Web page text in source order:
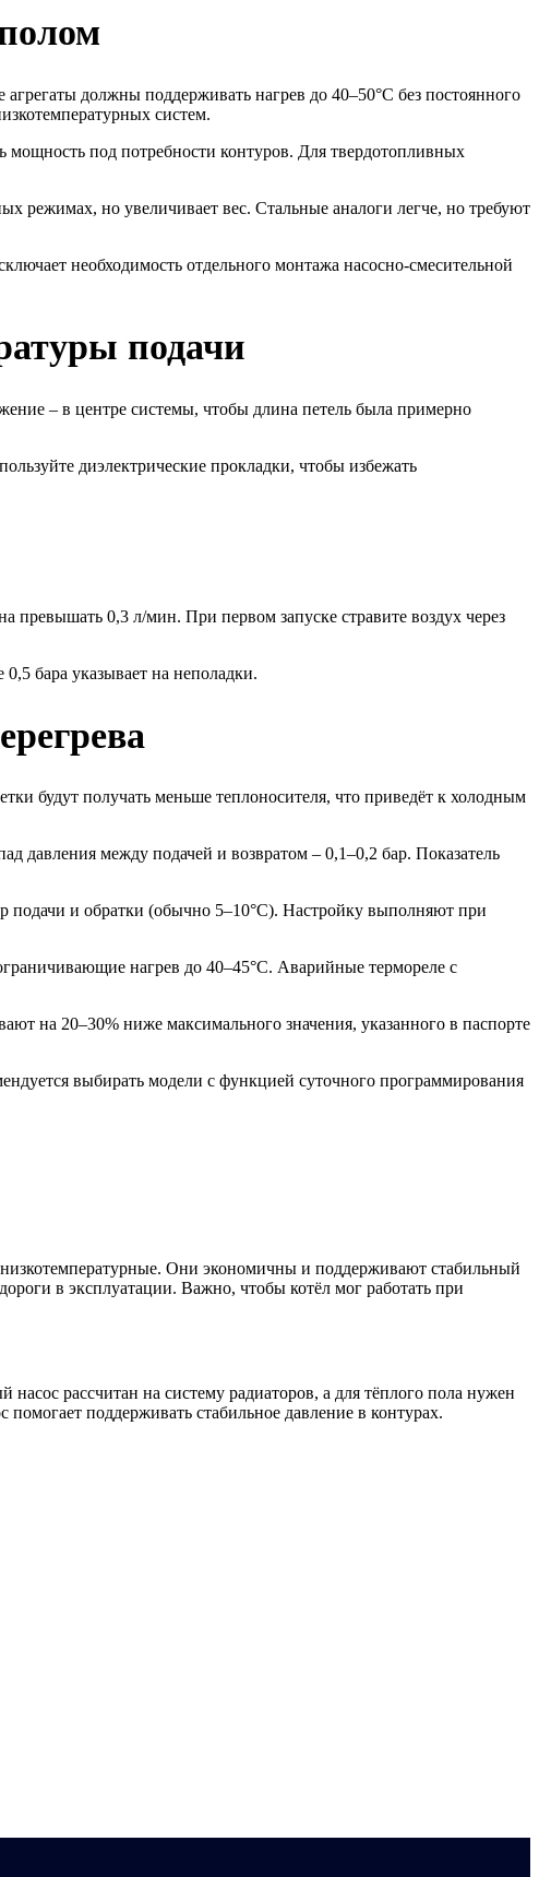
должны поддерживать нагрев до 40–50°C без постоянного
систем.
мощность под потребности контуров. Для твердотопливных
режимах, но увеличивает вес. Стальные аналоги легче, но требуют
необходимость отдельного монтажа насосно-смесительной
подачи
– в центре системы, чтобы длина петель была примерно
диэлектрические прокладки, чтобы избежать
превышать 0,3 л/мин. При первом запуске стравите воздух через
бара указывает на неполадки.
будут получать меньше теплоносителя, что приведёт к холодным
давления между подачей и возвратом – 0,1–0,2 бар. Показатель
подачи и обратки (обычно 5–10°C). Настройку выполняют при
нагрев до 40–45°C. Аварийные термореле с
на 20–30% ниже максимального значения, указанного в паспорте
выбирать модели с функцией суточного программирования
Они экономичны и поддерживают стабильный
в эксплуатации. Важно, чтобы котёл мог работать при
рассчитан на систему радиаторов, а для тёплого пола нужен
помогает поддерживать стабильное давление в контурах.